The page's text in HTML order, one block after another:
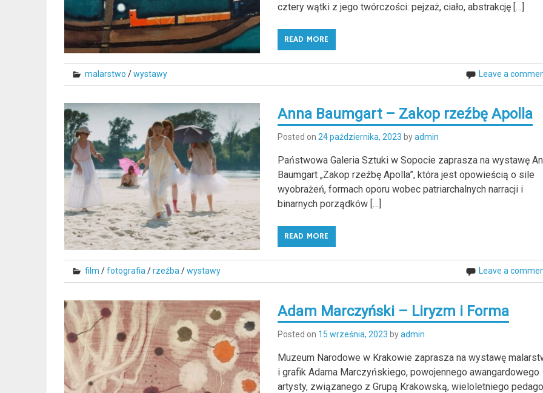
cztery wątki z jego twórczości: pejzaż, ciało, abstrakcję […]
READ MORE
malarstwo /wystawy Leave a
Anna Baumgart – Zakop rzeźbę Apolla
Posted on24 października, 2023 byadmin
Państwowa Galeria Sztuki w Sopocie zaprasza na wystawę
Baumgart „Zakop rzeźbę Apolla”, która jest opowieścią o sile
wyobrażeń, formach oporu wobec patriarchalnych narracji i
binarnych porządków […]
READ MORE
film /fotografia/rzeźba/wystawy Leave a
Adam Marczyński – Liryzm i Forma
Posted on 15 września, 2023 byadmin
Muzeum Narodowe w Krakowie zaprasza na wystawę
i grafik Adama Marczyńskiego, powojennego awangardowego
artysty, związanego z Grupą Krakowską, wieloletniego